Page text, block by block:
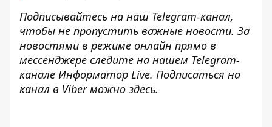
Подписывайтесь на наш Telegram-канал,
чтобы не пропустить важные новости. За
новостями в режиме онлайн прямо в
мессенджере следите на нашем Telegram-
канале Информатор Live. Подписаться на
канал в Viber можно здесь.